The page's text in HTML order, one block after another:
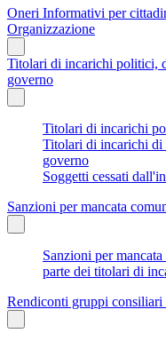
Oneri Informativi per
Organizzazione
Titolari di incarichi politici,
governo
Titolari di incarichi
Titolari di incarichi di
governo
Soggetti cessati
Sanzioni per mancata
Sanzioni per
parte dei titolari di
Rendiconti gruppi